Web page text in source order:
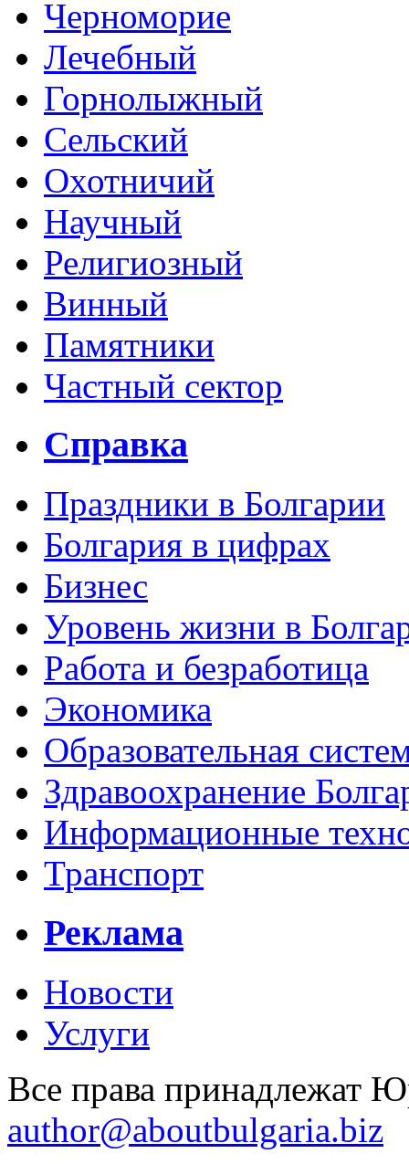
Черноморие
Лечебный
Горнолыжный
Сельский
Охотничий
Научный
Религиозный
Винный
Памятники
Частный сектор
Справка
Праздники в Болгарии
Болгария в цифрах
Бизнес
Уровень жизни в
Работа и безработица
Экономика
Образовательная
Здравоохранение
Информационные
Транспорт
Реклама
Новости
Услуги
Все права принадлежат
author@aboutbulgaria.biz